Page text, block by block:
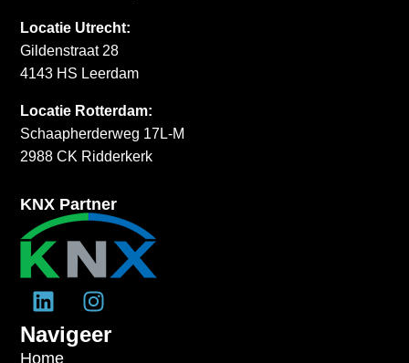
Locatie Utrecht:
Gildenstraat 28
4143 HS Leerdam
Locatie Rotterdam:
Schaapherderweg 17L-M
2988 CK Ridderkerk
KNX Partner
Navigeer
Home